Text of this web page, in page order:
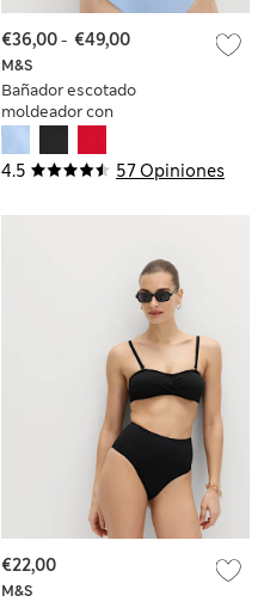
4.5 57 Opiniones
M&S
Bañador escotado
moldeador con
€36,00- €49,00
M&S
€22,00